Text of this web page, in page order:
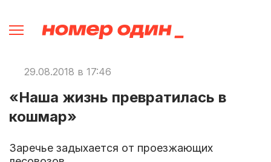
29.08.2018 в 17:46
«Наша жизнь превратилась в
кошмар»
Заречье задыхается от проезжающих